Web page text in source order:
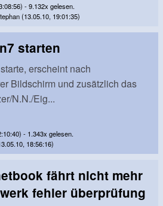
- 9.132x gelesen.
(13.05.10, 19:01:35)
starten
erscheint nach
Bildschirm und zusätzlich das
N.N./Eig...
- 1.343x gelesen.
18:56:16)
fährt nicht mehr
fehler überprüfung